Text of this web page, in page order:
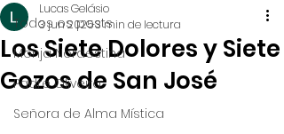
Todos os posts
Monja Nordestina
Padre Oliveira
Señora de Alma Mística
Los Siete Dolores y Siete
Gozos de San José
Lucas Gelásio
3 jun 20253 min de lectura